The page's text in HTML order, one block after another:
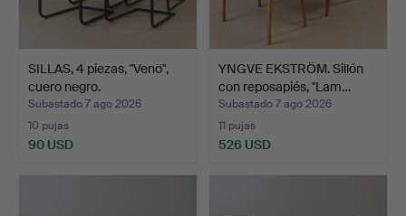
SILLAS, 4 piezas, "Venö",
cuero negro.
Subastado 7 ago 2026
10 pujas
90 USD
YNGVE EKSTRÖM. Sillón
con reposapiés, "Lam…
Subastado 7 ago 2026
11 pujas
526 USD